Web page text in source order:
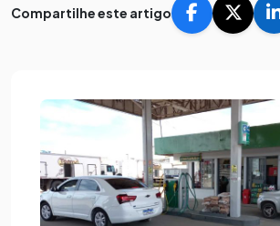
Compartilhe este artigo